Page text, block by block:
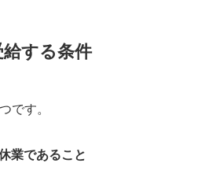
する条件
です。
業であること